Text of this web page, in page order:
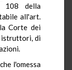
108 della
all'art.
Corte dei
istruttori, di
l'omessa